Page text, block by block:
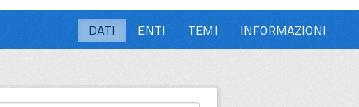
DATI ENTI TEMI INFORMAZIONI